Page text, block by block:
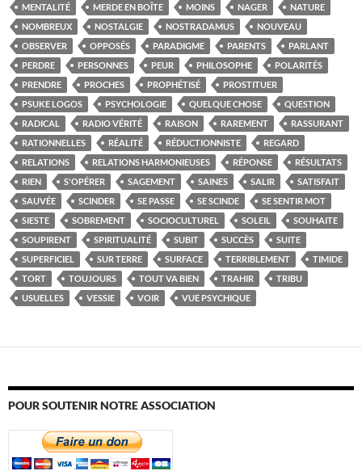
MENTALITÉ
MERDE EN BOÎTE MOINS NAGER
NATURE
NOMBREUX
NOSTALGIE NOSTRADAMUS
NOUVEAU
OBSERVER
OPPOSÉS PARADIGME PARENTS
PARLANT
PERDRE
PERSONNES PEUR PHILOSOPHE
POLARITÉS
PRENDRE
PROCHES PROPHÉTISÉ
PROSTITUER
PSUKE LOGOS
PSYCHOLOGIE QUELQUE CHOSE
QUESTION
RADICAL
RADIO VÉRITÉ RAISON RAREMENT
RASSURANT
RATIONNELLES
RÉALITÉ RÉDUCTIONNISTE
REGARD
RELATIONS
RELATIONS HARMONIEUSES RÉPONSE
RÉSULTATS
RIEN
S'OPÉRER SAGEMENT SAINES SALIR
SATISFAIT
SAUVÉE
SCINDER SE PASSE SE SCINDE
SE SENTIR MOT
SIESTE
SOBREMENT SOCIOCULTUREL SOLEIL
SOUHAITE
SOUPIRENT
SPIRITUALITÉ SUBIT SUCCÈS
SUITE
SUPERFICIEL
SUR TERRE SURFACE TERRIBLEMENT
TIMIDE
TORT
TOUJOURS TOUT VA BIEN TRAHIR
TRIBU
USUELLES
VESSIE VOIR VUE PSYCHIQUE
POUR SOUTENIR NOTRE ASSOCIATION